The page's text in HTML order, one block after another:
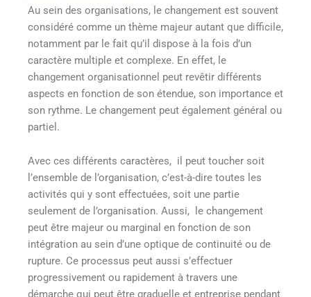
Au sein des organisations, le changement est souvent
considéré comme un thème majeur autant que difficile,
notamment par le fait qu’il dispose à la fois d’un
caractère multiple et complexe. En effet, le
changement organisationnel peut revêtir différents
aspects en fonction de son étendue, son importance et
son rythme. Le changement peut également général ou
partiel.
Avec ces différents caractères, il peut toucher soit
l’ensemble de l’organisation, c’est-à-dire toutes les
activités qui y sont effectuées, soit une partie
seulement de l’organisation. Aussi, le changement
peut être majeur ou marginal en fonction de son
intégration au sein d’une optique de continuité ou de
rupture. Ce processus peut aussi s’effectuer
progressivement ou rapidement à travers une